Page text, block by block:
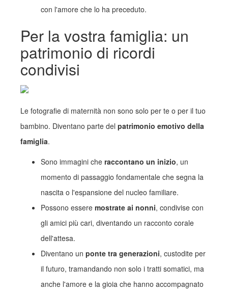
con l'amore che lo ha preceduto.
Per la vostra famiglia: un
patrimonio di ricordi
condivisi
Le fotografie di maternità non sono solo per te o per il tuo
bambino. Diventano parte del patrimonio emotivo della
famiglia.
Sono immagini che raccontano un inizio, un
momento di passaggio fondamentale che segna la
nascita o l'espansione del nucleo familiare.
Possono essere mostrate ai nonni, condivise con
gli amici più cari, diventando un racconto corale
dell'attesa.
Diventano un ponte tra generazioni, custodite per
il futuro, tramandando non solo i tratti somatici, ma
anche l'amore e la gioia che hanno accompagnato